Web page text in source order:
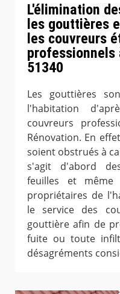
L'élimination
les gouttières
les couvreurs
professionnels
51340
Les gouttières
l'habitation
couvreurs
Rénovation. En
soient obstrués à
s'agit d'abord
feuilles et même
propriétaires de
le service des
gouttière afin de
fuite ou toute
désagréments